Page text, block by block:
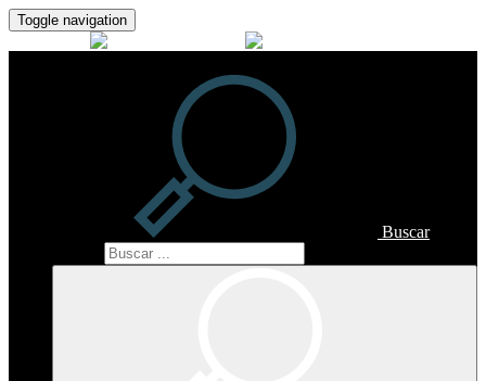
Toggle navigation
Buscar